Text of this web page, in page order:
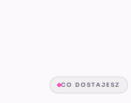
CO DOSTAJESZ